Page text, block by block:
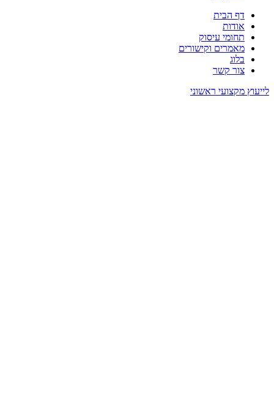
דף הבית
אודות
תחומי עיסוק
מאמרים וקישורים
בלוג
צור קשר
לייעוץ מקצועי ראשוני